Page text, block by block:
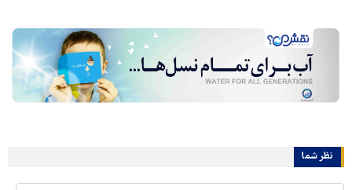
نظر شما